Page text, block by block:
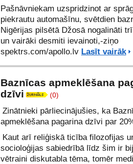
Pašnāvniekam uzspridzinot ar
piekrautu automašīnu, svētdien
Nigērijas pilsētā Džosā nogalināti
un vairāki desmiti ievainoti,-ziņo
spektrs.com/apollo.lv Lasīt vairāk
Baznīcas apmeklēšana
dzīvi
(0)
Zinātnieki pārliecinājušies, ka
apmeklēšana pagarina dzīvi par
Kaut arī reliģiskā ticība filozofijas
socioloģijas sabiedrībā līdz šim ir
vētraini diskutabla tēma, tomēr